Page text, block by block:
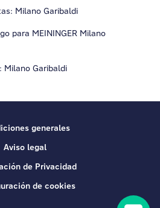
Milano Garibaldi
para MEININGER Milano
Milano Garibaldi
generales
Aviso legal
de Privacidad
de cookies